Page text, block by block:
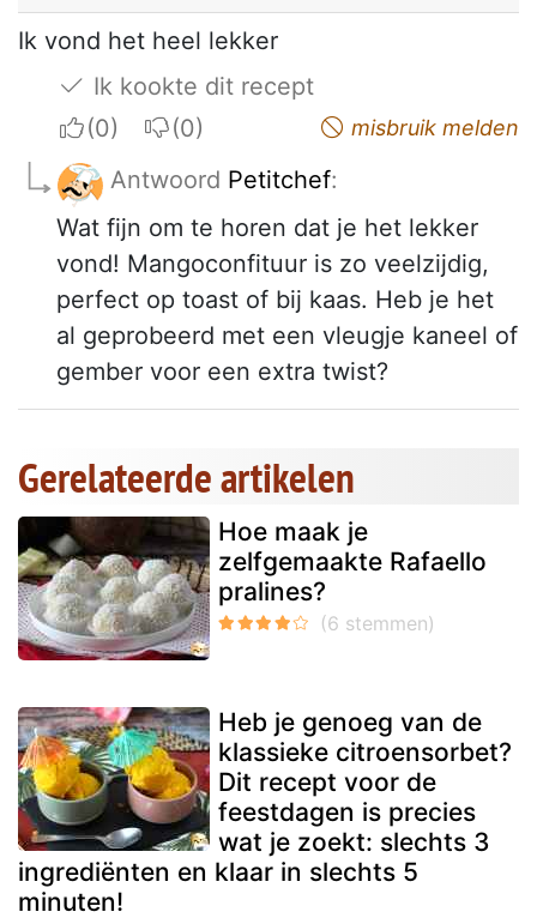
Ik vond het heel lekker
Ik kookte dit recept
I apreciateI do not appreciatemisbruik melden
Antwoord Petitchef:
Wat fijn om te horen dat je het lekker
vond! Mangoconfituur is zo veelzijdig,
perfect op toast of bij kaas. Heb je het
al geprobeerd met een vleugje kaneel of
gember voor een extra twist?
Gerelateerde artikelen
Hoe maak je
zelfgemaakte Rafaello
pralines?
Heb je genoeg van de
klassieke citroensorbet?
Dit recept voor de
feestdagen is precies
wat je zoekt: slechts 3
ingrediënten en klaar in slechts 5
minuten!